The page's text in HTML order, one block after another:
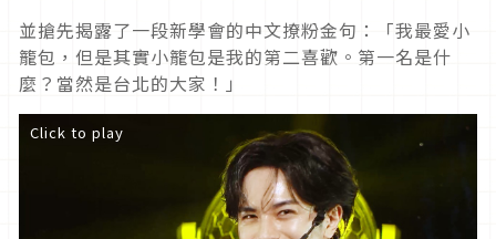
並搶先揭露了一段新學會的中文撩粉金句：「我最愛小
籠包，但是其實小籠包是我的第二喜歡。第一名是什
麼？當然是台北的大家！」
Click to play